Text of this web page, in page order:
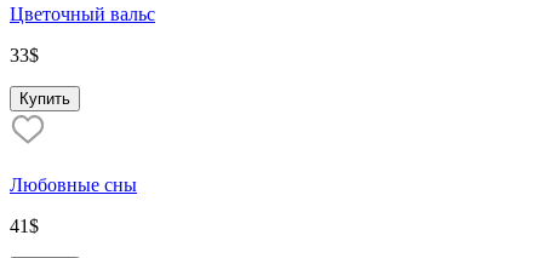
Цветочный вальс
33$
Купить
Любовные сны
41$